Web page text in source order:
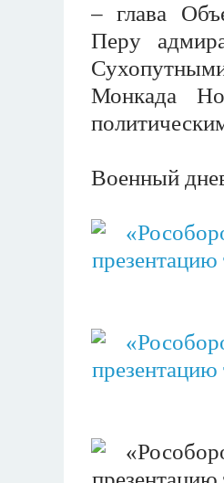
– глава
Перу
Монкада
Военный